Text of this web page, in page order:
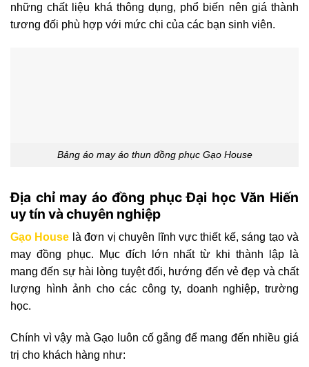
những chất liệu khá thông dụng, phổ biến nên giá thành
tương đối phù hợp với mức chi của các bạn sinh viên.
Bảng áo may áo thun đồng phục Gạo House
Địa chỉ may áo đồng phục Đại học Văn Hiến
uy tín và chuyên nghiệp
Gạo House là đơn vị chuyên lĩnh vực thiết kế, sáng tạo và
may đồng phục. Mục đích lớn nhất từ khi thành lập là
mang đến sự hài lòng tuyệt đối, hướng đến vẻ đẹp và chất
lượng hình ảnh cho các công ty, doanh nghiệp, trường
học.
Chính vì vậy mà Gạo luôn cố gắng để mang đến nhiều giá
trị cho khách hàng như: